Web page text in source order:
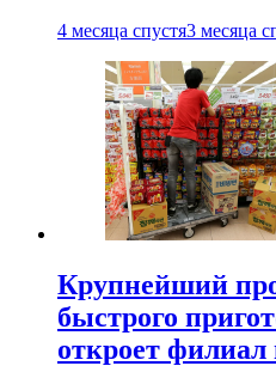
4 месяца спустя3 месяца
Крупнейший
быстрого
откроет